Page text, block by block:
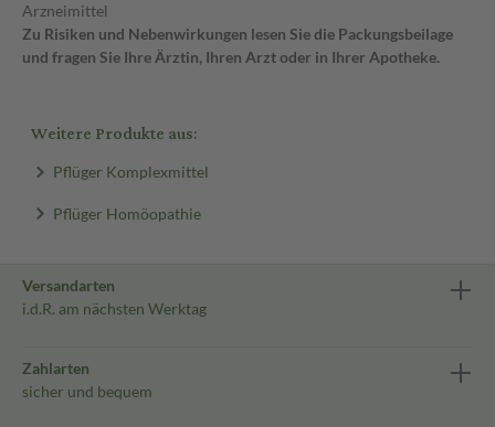
Arzneimittel
Zu Risiken und Nebenwirkungen lesen Sie die Packungsbeilage
und fragen Sie Ihre Ärztin, Ihren Arzt oder in Ihrer Apotheke.
Weitere Produkte aus:
Pflüger Komplexmittel
Pflüger Homöopathie
Versandarten
i.d.R. am nächsten Werktag
Zahlarten
sicher und bequem